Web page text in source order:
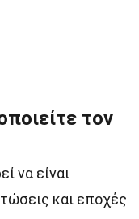
τον
να είναι
και εποχές